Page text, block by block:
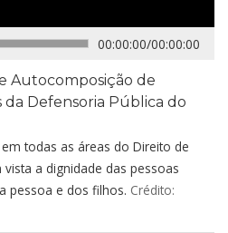
00:00:00/00:00:00
Autocomposição de
da Defensoria Pública do
todas as áreas do Direito de
a dignidade das pessoas
pessoa e dos filhos. Crédito: